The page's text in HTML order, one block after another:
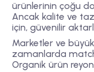
ürünlerinin çoğu
Ancak kalite ve
için, güvenilir
Marketler ve
zamanlarda
Organik ürün